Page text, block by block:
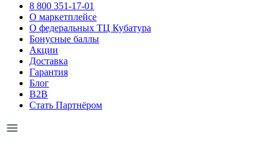
8 800 351-17-01
О маркетплейсе
О федеральных ТЦ Кубатура
Бонусные баллы
Акции
Доставка
Гарантия
Блог
B2B
Стать Партнёром